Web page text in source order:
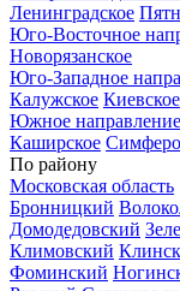
Ленинградское
Юго-Восточное
Новорязанское
Юго-Западное
Калужское Киевское
Южное направление
Каширское
По району
Московская область
Бронницкий
Домодедовский
Климовский
Фоминский